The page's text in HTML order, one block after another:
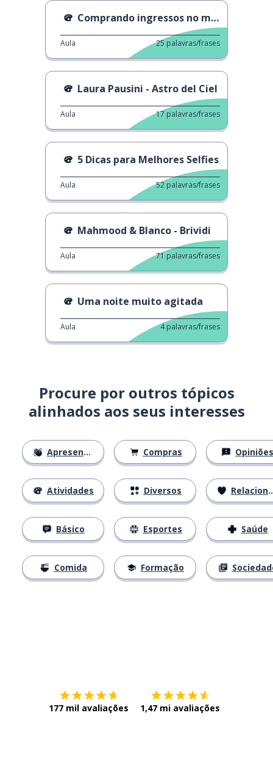
Comprando ingressos no museu
Aula 25 palavras/frases
Laura Pausini - Astro del Ciel
Aula 17 palavras/frases
5 Dicas para Melhores Selfies
Aula 52 palavras/frases
Mahmood & Blanco - Brividi
Aula 71 palavras/frases
Uma noite muito agitada
Aula 4 palavras/frases
Procure por outros tópicos
alinhados aos seus interesses
Apresentações
Atividades
Básico
Comida
Compras
Diversos
Esportes
Formação
Opiniões
Relacionamentos
Saúde
177 mil avaliações 1,47 mi avaliações